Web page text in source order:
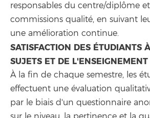
responsables du centre/diplôme
commissions qualité, en suivant
une amélioration continue.
SATISFACTION DES ÉTUDIANTS
SUJETS ET DE L'ENSEIGNEMENT
À la fin de chaque semestre, les
effectuent une évaluation
par le biais d'un questionnaire